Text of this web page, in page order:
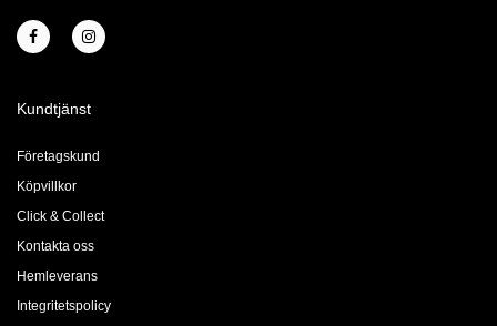
Kundtjänst
Företagskund
Köpvillkor
Click & Collect
Kontakta oss
Hemleverans
Integritetspolicy